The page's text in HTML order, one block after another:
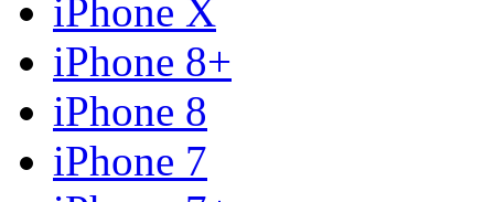
iPhone X
iPhone 8+
iPhone 8
iPhone 7